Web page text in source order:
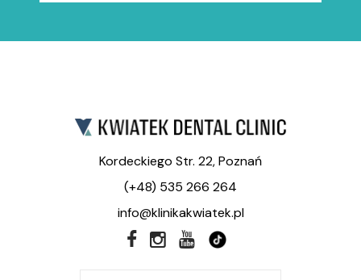
Kordeckiego Str. 22, Poznań
(+48) 535 266 264
info@klinikakwiatek.pl